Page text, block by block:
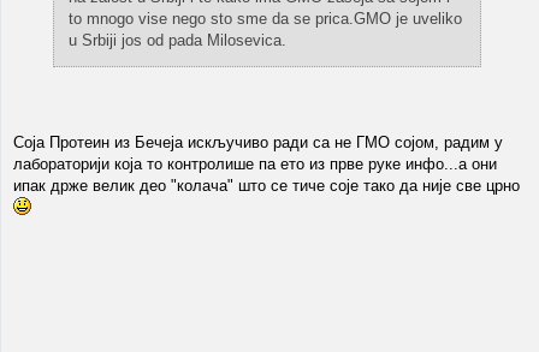
to mnogo vise nego sto sme da se prica.GMO je uveliko
u Srbiji jos od pada Milosevica.
Соја Протеин из Бечеја искључиво ради са не ГМО сојом, радим у
лабораторији која то контролише па ето из прве руке инфо...а они
ипак држе велик део "колача" што се тиче соје тако да није све црно